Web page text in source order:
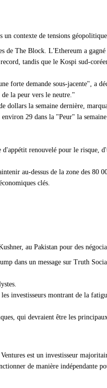
contexte de tensions
de The Block. L'Ethereum a
tandis que le Kospi sud-
forte demande sous-jacente", a
la peur vers le neutre."
la semaine dernière,
29 dans la "Peur" la
renouvelé pour le risque,
au-dessus de la zone des 80
clés.
au Pakistan pour des
dans un message sur Truth
investisseurs montrant de la
qui devraient être les
est un investisseur
de manière indépendante